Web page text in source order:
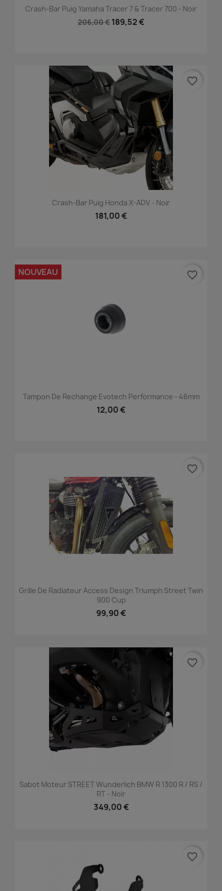
Crash-Bar Puig Yamaha Tracer 7 & Tracer 700 - Noir
206,00 € 189,52 €
Crash-Bar Puig Honda X-ADV - Noir
181,00 €
favorite_border
Tampon De Rechange Evotech Performance - 46mm
12,00 €
NOUVEAU favorite_border
Grille De Radiateur Access Design Triumph Street Twin
900 Cup
99,90 €
favorite_border
Sabot Moteur STREET Wunderlich BMW R 1300 R / RS /
RT - Noir
349,00 €
favorite_border
favorite_border